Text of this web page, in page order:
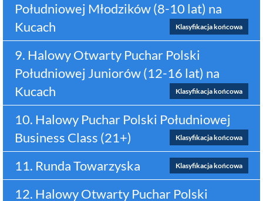
Południowej Młodzików (8-10 lat) na
Kucach
Klasyfikacja końcowa
9. Halowy Otwarty Puchar Polski
Południowej Juniorów (12-16 lat) na
Kucach
Klasyfikacja końcowa
10. Halowy Puchar Polski Południowej
Business Class (21+)
Klasyfikacja końcowa
11. Runda Towarzyska Klasyfikacja końcowa
12. Halowy Otwarty Puchar Polski